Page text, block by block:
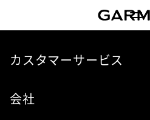
カスタマーサービス
会社